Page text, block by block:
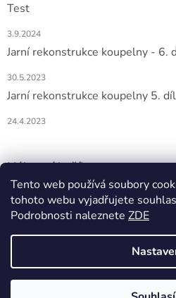
Tento web používá soubory
tohoto webu vyjadřujete
Podrobnosti naleznete ZDE
Test
3.9.2024
Jarní rekonstrukce koupelny - 6.
30.5.2023
Jarní rekonstrukce koupelny 5. díl
24.4.2023
Nákupní košík
0KS /0
Vytvořil